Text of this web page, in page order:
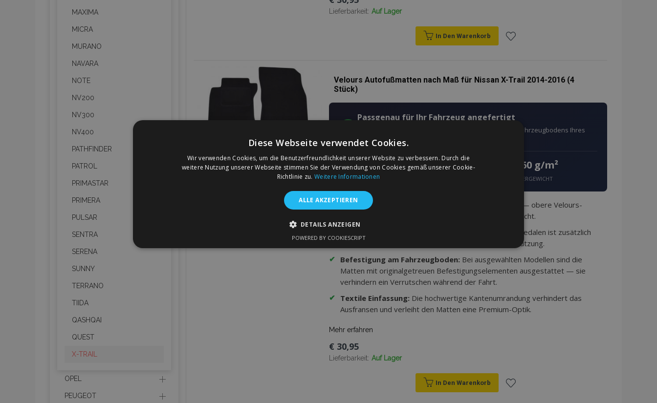
Lieferbarkeit: Auf Lager
In Den Warenkorb
Velours Autofußmatten nach Maß für Nissan X-Trail 2014-2016 (4
Stück)
Passgenau für Ihr Fahrzeug angefertigt
Die Form der Matten ist nach den exakten Maßen des Fahrzeugbodens Ihres
Fahrzeugs konzipiert.
5–6 mm 660 g/m²
FASERGEWICHT
✔ Hochwertiger Velours:
Zweischichtige Konstruktion — obere Velours-
Faserschicht und untere wasserdichte rutschfeste Schicht.
Der Bereich unter den Pedalen ist zusätzlich
verstärkt und dadurch widerstandsfähiger gegen Abnutzung.
✔ Befestigung am Fahrzeugboden: Bei ausgewählten Modellen sind die
Matten mit originalgetreuen Befestigungselementen ausgestattet — sie
verhindern ein Verrutschen während der Fahrt.
✔ Textile Einfassung: Die hochwertige Kantenumrandung verhindert das
Ausfransen und verleiht den Matten eine Premium-Optik.
Mehr erfahren
€ 30,95
Lieferbarkeit: Auf Lager
In Den Warenkorb
MAXIMA
MICRA
MURANO
NAVARA
NOTE
NV200
NV300
NV400
PATHFINDER
PATROL
PRIMASTAR
PRIMERA
PULSAR
SENTRA
SERENA
SUNNY
TERRANO
TIIDA
QASHQAI
QUEST
X-TRAIL
OPEL
PEUGEOT
Diese Webseite verwendet Cookies.
Wir verwenden Cookies, um die Benutzerfreundlichkeit unserer Website zu verbessern. Durch die
weitere Nutzung unserer Webseite stimmen Sie der Verwendung von Cookies gemäß unserer Cookie-
Richtlinie zu.Weitere Informationen
ALLE AKZEPTIEREN
DETAILS ANZEIGEN
Unbedingt erforderliche Cookies ermöglichen wesentliche Kernfunktionen der Website wie die Benutzeranmeldung und die
Kontoverwaltung. Ohne die unbedingt erforderlichen Cookies kann die Website nicht ordnungsgemäß verwendet werden.
Ablaufdatum Beschreibung
Session
Verfolgt die Version von Übersetzungen im lokalen
Speicher. Wird verwendet, wenn die
Übersetzungsstrategie als Wörterbuch konfiguriert ist
Speichert Produkt-IDs kürzlich angesehener Produkte zur
POWERED BY COOKIESCRIPT